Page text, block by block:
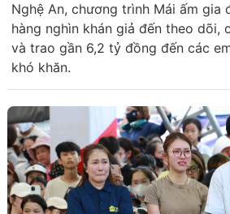
Nghệ An, chương trình Mái ấm gia
hàng nghìn khán giả đến theo dõi,
và trao gần 6,2 tỷ đồng đến các
khó khăn.